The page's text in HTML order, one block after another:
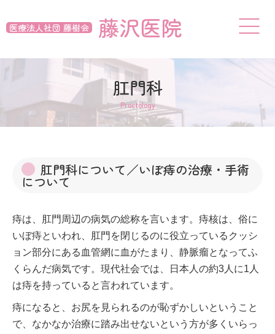
医療法人社団 藤樹会 藤沢医院
肛門科
Proctology
肛門科について／いぼ痔の治療・手術
について
痔は、肛門周辺の病気の総称を言います。痔核は、俗に
いぼ痔といわれ、肛門を閉じるのに役立っているクッシ
ョン部分にある血管網に血がたまり、静脈瘤となってふ
くらんだ病気です。現代社会では、日本人の約3人に1人
は痔を持っていると言われています。
痔になると、お尻を見られるのが恥ずかしいということ
で、なかなか治療に踏み出せないという方が多くいらっ